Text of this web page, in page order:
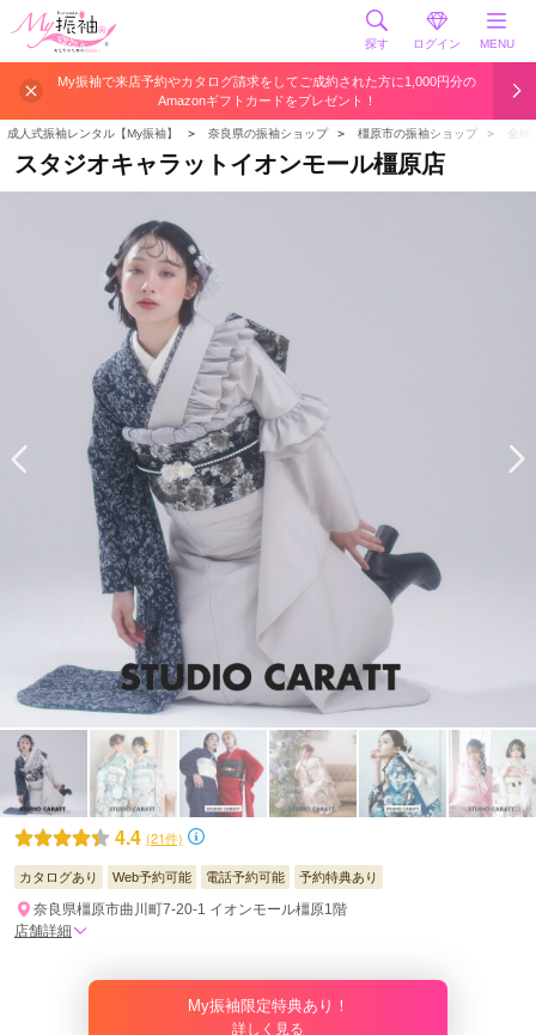
探す ログイン MENU
My振袖で来店予約やカタログ請求をしてご成約された方に1,000円分の
Amazonギフトカードをプレゼント！
成人式振袖レンタル【My振袖】 ＞ 奈良県の振袖ショップ ＞ 橿原市の振袖ショップ ＞ 金橋
スタジオキャラットイオンモール橿原店
4.4 (21件)
カタログあり Web予約可能 電話予約可能 予約特典あり
奈良県橿原市曲川町7-20-1 イオンモール橿原1階
店舗詳細
My振袖限定特典あり！
詳しく見る